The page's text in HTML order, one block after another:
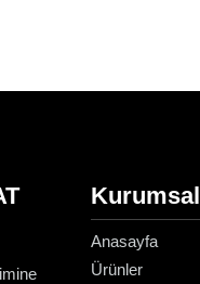
Kurumsal
Anasayfa
Ürünler